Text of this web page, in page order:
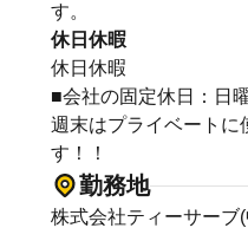
す。
休日休暇
休日休暇
■会社の固定休日：日
週末はプライベートに
す！！
勤務地
株式会社ティーサーブ